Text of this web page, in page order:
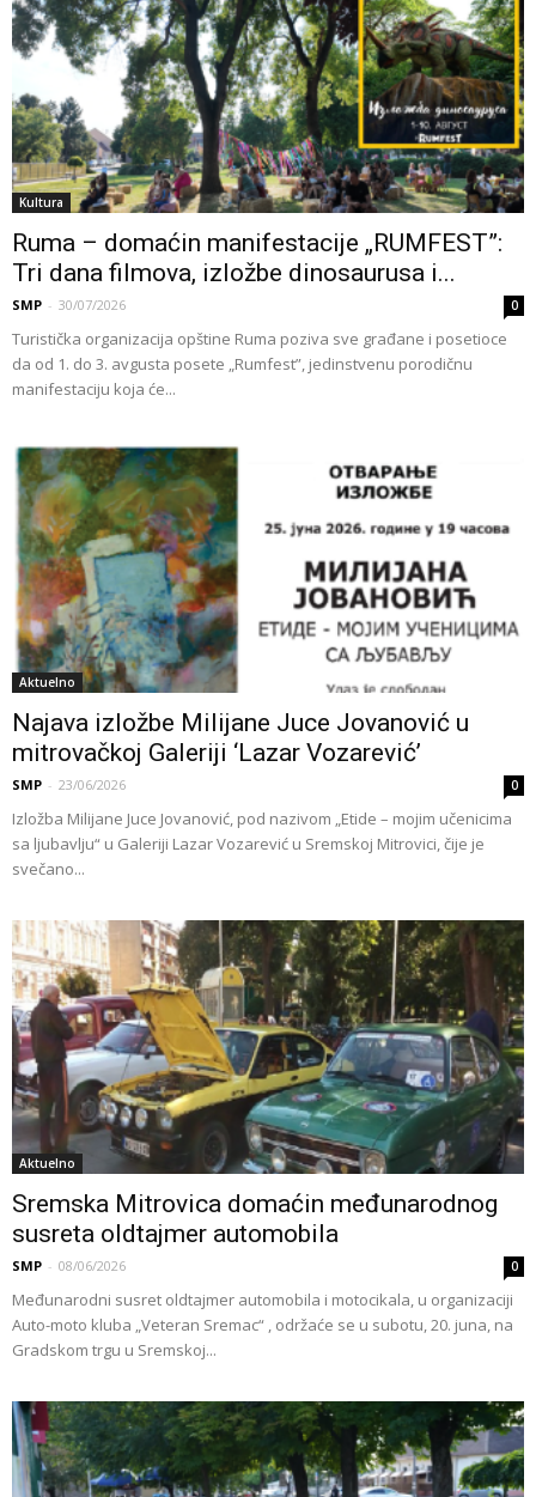
Kultura
Ruma – domaćin manifestacije „RUMFEST”:
Tri dana filmova, izložbe dinosaurusa i...
SMP - 30/07/2026 0
Turistička organizacija opštine Ruma poziva sve građane i posetioce
da od 1. do 3. avgusta posete „Rumfest”, jedinstvenu porodičnu
manifestaciju koja će...
Aktuelno
Najava izložbe Milijane Juce Jovanović u
mitrovačkoj Galeriji ‘Lazar Vozarević’
SMP - 23/06/2026 0
Izložba Milijane Juce Jovanović, pod nazivom „Etide – mojim učenicima
sa ljubavlju“ u Galeriji Lazar Vozarević u Sremskoj Mitrovici, čije je
svečano...
Aktuelno
Sremska Mitrovica domaćin međunarodnog
susreta oldtajmer automobila
SMP - 08/06/2026 0
Međunarodni susret oldtajmer automobila i motocikala, u organizaciji
Auto-moto kluba „Veteran Sremac“ , održaće se u subotu, 20. juna, na
Gradskom trgu u Sremskoj...